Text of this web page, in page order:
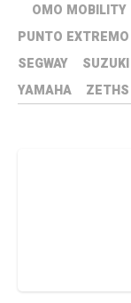
OMO MOBILITY
PUNTO EXTREMO
SEGWAY
SUZUKI
YAMAHA
ZETHS